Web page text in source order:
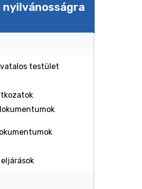
nyilvánosságra
testület